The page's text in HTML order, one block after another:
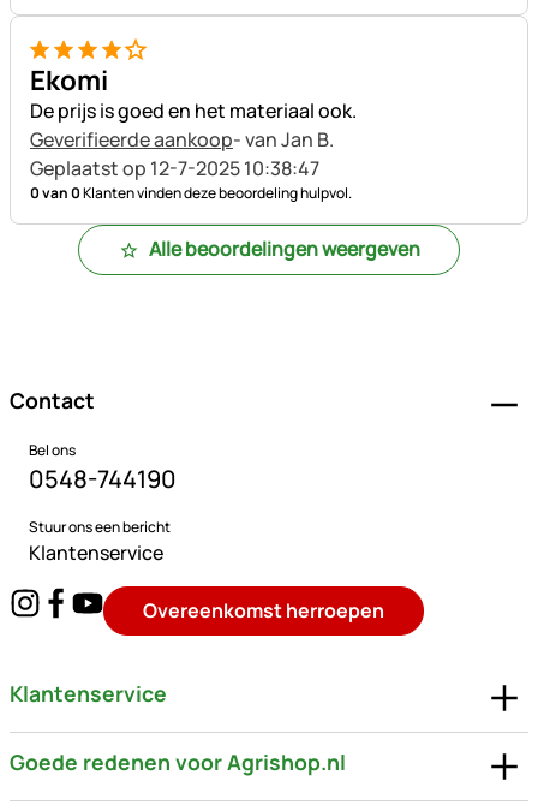
4 van 5
Ekomi
De prijs is goed en het materiaal ook.
Geverifieerde aankoop- van Jan B.
Geplaatst op 12-7-2025 10:38:47
0 van 0Klanten vinden deze beoordeling hulpvol.
Alle beoordelingen weergeven
Contact
Bel ons
0548-744190
Stuur ons een bericht
Klantenservice
Overeenkomst herroepen
Klantenservice
Goede redenen voor Agrishop.nl